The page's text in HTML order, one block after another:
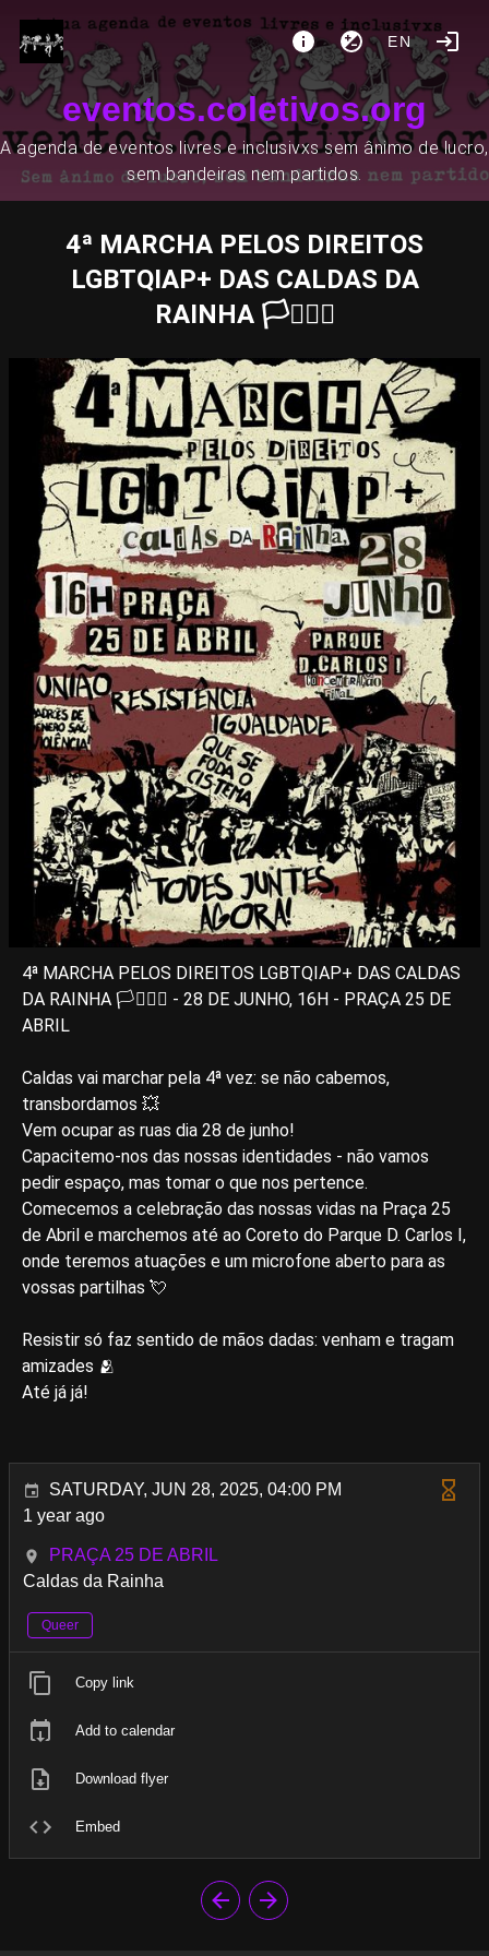
EN
eventos.coletivos.org
A agenda de eventos livres e inclusivxs sem ânimo de lucro,
sem bandeiras nem partidos.
4ª MARCHA PELOS DIREITOS
LGBTQIAP+ DAS CALDAS DA
RAINHA 🏳️‍⚧️🏳️‍🌈
4ª MARCHA PELOS DIREITOS LGBTQIAP+ DAS CALDAS
DA RAINHA 🏳️‍⚧️🏳️‍🌈 - 28 DE JUNHO, 16H - PRAÇA 25 DE
ABRIL
Caldas vai marchar pela 4ª vez: se não cabemos,
transbordamos 💥
Vem ocupar as ruas dia 28 de junho!
Capacitemo-nos das nossas identidades - não vamos
pedir espaço, mas tomar o que nos pertence.
Comecemos a celebração das nossas vidas na Praça 25
de Abril e marchemos até ao Coreto do Parque D. Carlos I,
onde teremos atuações e um microfone aberto para as
vossas partilhas 💘
Resistir só faz sentido de mãos dadas: venham e tragam
amizades 🫂
Até já já!
SATURDAY, JUN 28, 2025, 04:00 PM
1 year ago
PRAÇA 25 DE ABRIL
Caldas da Rainha
Queer
Copy link
Add to calendar
Download flyer
Embed